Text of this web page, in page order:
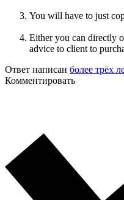
You will have to just
Either you can directly
advice to client to
Ответ написан более трёх
Комментировать